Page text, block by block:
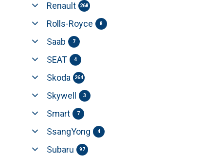
Renault 268
Rolls-Royce 8
Saab 7
SEAT 4
Skoda 264
Skywell 3
Smart 7
SsangYong 4
Subaru 97